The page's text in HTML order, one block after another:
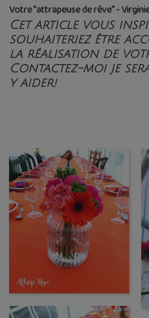
Votre "attrapeuse de rêve" -
Cet article vous
souhaiteriez être
la réalisation de
Contactez-moi je
y aider!